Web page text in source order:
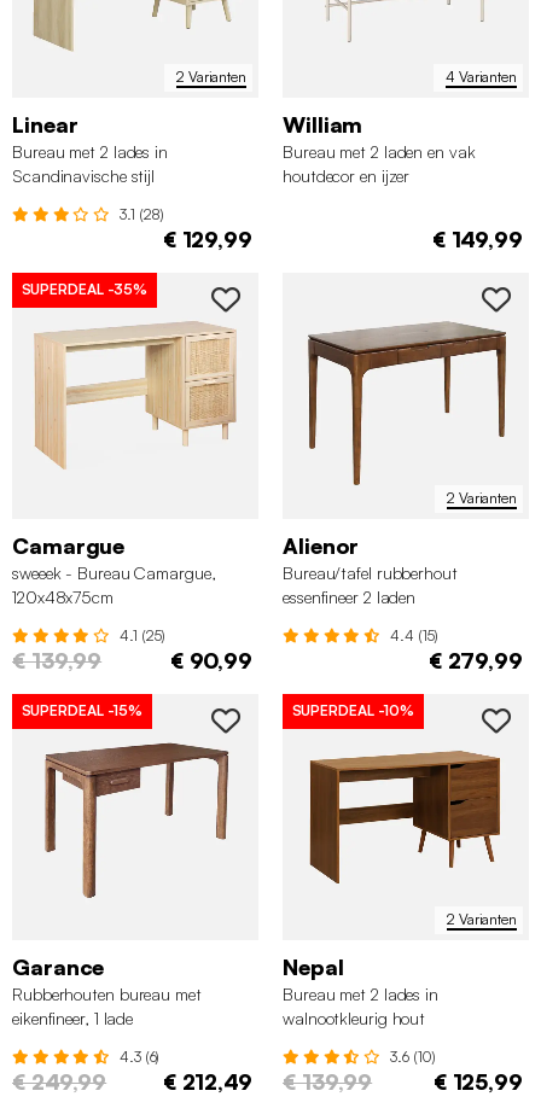
2 Varianten
Linear
Bureau met 2 lades in
Scandinavische stijl
3.1 (28)
€ 129,99
4 Varianten
William
Bureau met 2 laden en vak
houtdecor en ijzer
€ 149,99
SUPERDEAL -35%
Camargue
sweeek - Bureau Camargue,
120x48x75cm
4.1 (25)
€ 139,99 € 90,99
2 Varianten
Alienor
Bureau/tafel rubberhout
essenfineer 2 laden
4.4 (15)
€ 279,99
SUPERDEAL -15%
Garance
Rubberhouten bureau met
eikenfineer, 1 lade
4.3 (6)
€ 249,99 € 212,49
2 Varianten
SUPERDEAL -10%
Nepal
Bureau met 2 lades in
walnootkleurig hout
3.6 (10)
€ 139,99 € 125,99